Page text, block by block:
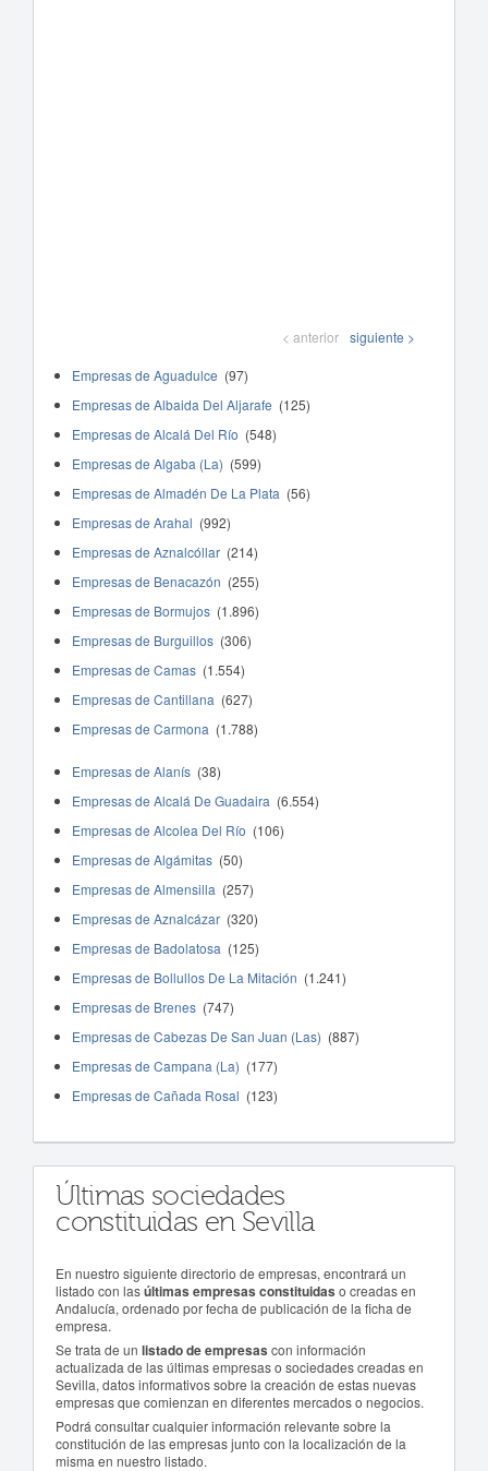
< anterior siguiente >
Empresas de Aguadulce (97)
Empresas de Albaida Del Aljarafe (125)
Empresas de Alcalá Del Río (548)
Empresas de Algaba (La) (599)
Empresas de Almadén De La Plata (56)
Empresas de Arahal (992)
Empresas de Aznalcóllar (214)
Empresas de Benacazón (255)
Empresas de Bormujos (1.896)
Empresas de Burguillos (306)
Empresas de Camas (1.554)
Empresas de Cantillana (627)
Empresas de Carmona (1.788)
Empresas de Alanís (38)
Empresas de Alcalá De Guadaira (6.554)
Empresas de Alcolea Del Río (106)
Empresas de Algámitas (50)
Empresas de Almensilla (257)
Empresas de Aznalcázar (320)
Empresas de Badolatosa (125)
Empresas de Bollullos De La Mitación (1.241)
Empresas de Brenes (747)
Empresas de Cabezas De San Juan (Las) (887)
Empresas de Campana (La) (177)
Empresas de Cañada Rosal (123)
Últimas sociedades
constituidas en Sevilla
En nuestro siguiente directorio de empresas, encontrará un
listado con lasúltimas empresas constituidaso creadas en
Andalucía, ordenado por fecha de publicación de la ficha de
empresa.
Se trata de unlistado de empresas con información
actualizada de las últimas empresas o sociedades creadas en
Sevilla, datos informativos sobre la creación de estas nuevas
empresas que comienzan en diferentes mercados o negocios.
Podrá consultar cualquier información relevante sobre la
constitución de las empresas junto con la localización de la
misma en nuestro listado.